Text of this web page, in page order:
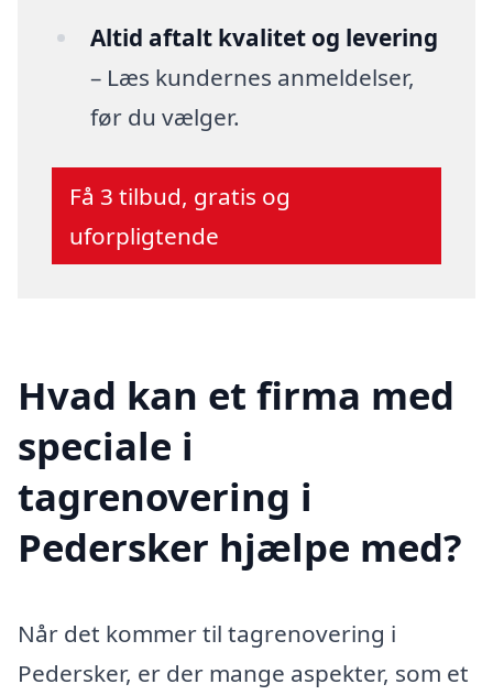
Altid aftalt kvalitet og levering
– Læs kundernes anmeldelser,
før du vælger.
Få 3 tilbud, gratis og
uforpligtende
Hvad kan et firma med
speciale i
tagrenovering i
Pedersker hjælpe med?
Når det kommer til tagrenovering i
Pedersker, er der mange aspekter, som et